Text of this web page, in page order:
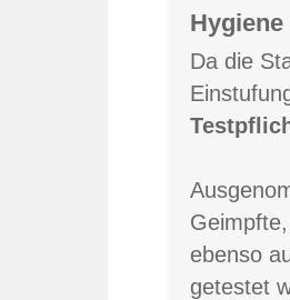
Hygiene
Da die
ebenso
getestet